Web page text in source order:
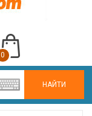
НАЙТИ
0